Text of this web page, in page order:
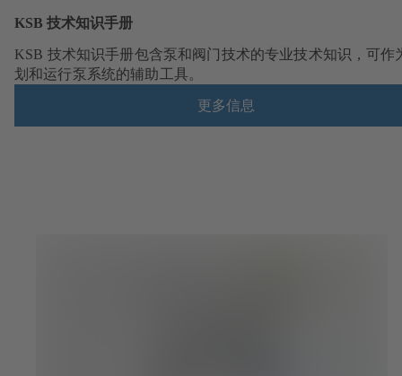
KSB 技术知识手册
KSB 技术知识手册包含泵和阀门技术的专业技术知识，可作
划和运行泵系统的辅助工具。
更多信息